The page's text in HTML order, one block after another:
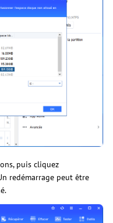
puis cliquez
redémarrage peut être